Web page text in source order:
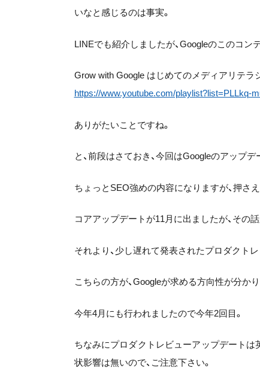
いなと感じるのは事実。
LINEでも紹介しましたが、Googleのこのコン
Grow with Google はじめてのメディアリテラ
https://www.youtube.com/playlist?list=PLLkq-
ありがたいことですね。
と、前段はさておき、今回はGoogleのアップ
ちょっとSEO強めの内容になりますが、押さ
コアアップデートが11月に出ましたが、その
それより、少し遅れて発表されたプロダクト
こちらの方が、Googleが求める方向性が分かり
今年4月にも行われましたので今年2回目。
ちなみにプロダクトレビューアップデート
状影響は無いので、ご注意下さい。